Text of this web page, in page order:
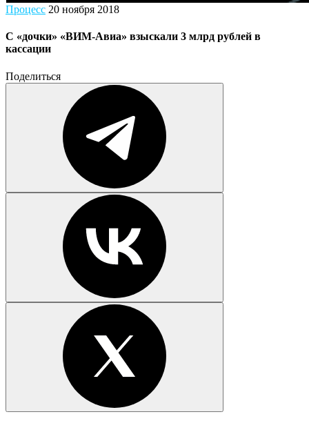
Процесс 20 ноября 2018
С «дочки» «ВИМ-Авиа» взыскали 3 млрд рублей в
кассации
Поделиться